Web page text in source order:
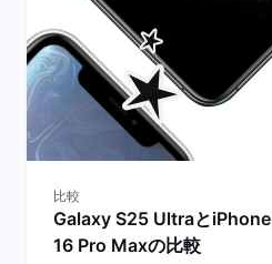
比較
Galaxy S25 UltraとiPhone
16 Pro Maxの比較